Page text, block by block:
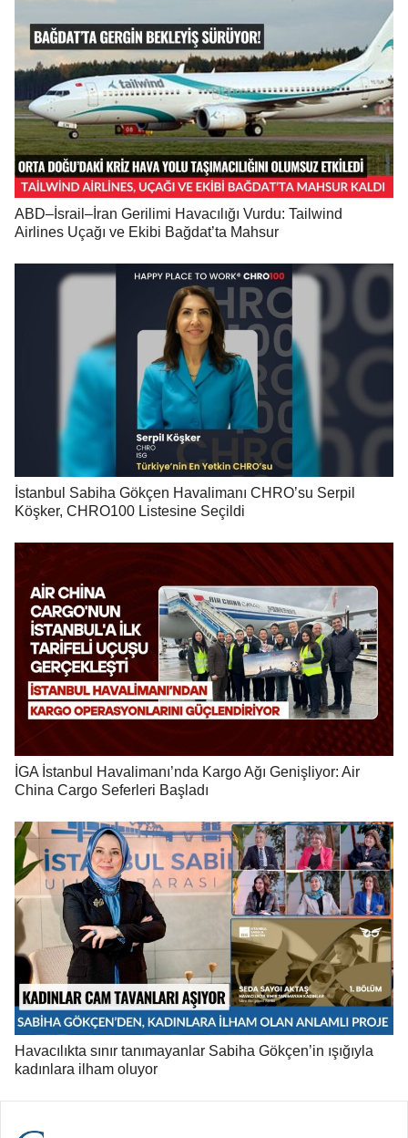
ABD–İsrail–İran Gerilimi Havacılığı Vurdu: Tailwind
Airlines Uçağı ve Ekibi Bağdat’ta Mahsur
İstanbul Sabiha Gökçen Havalimanı CHRO’su Serpil
Köşker, CHRO100 Listesine Seçildi
İGA İstanbul Havalimanı’nda Kargo Ağı Genişliyor: Air
China Cargo Seferleri Başladı
Havacılıkta sınır tanımayanlar Sabiha Gökçen’in ışığıyla
kadınlara ilham oluyor